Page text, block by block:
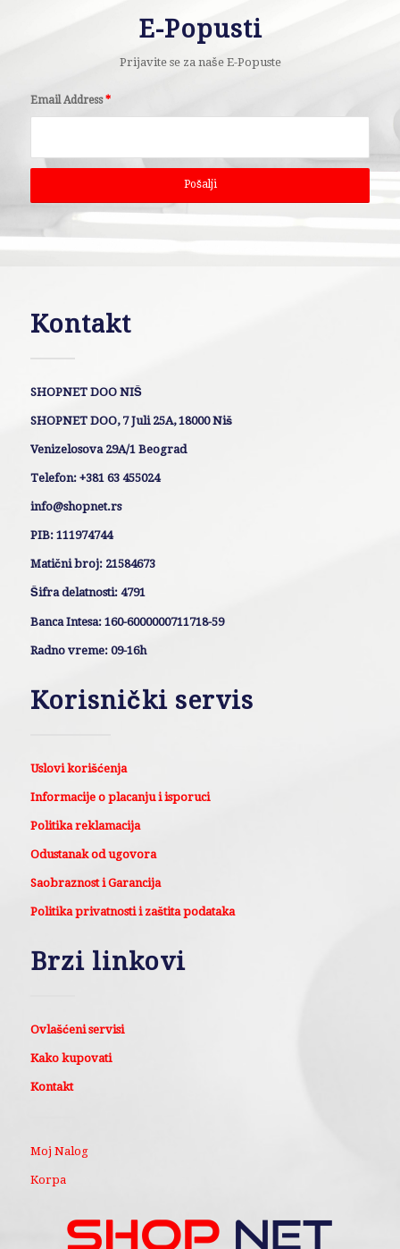
E-Popusti
Prijavite se za naše E-Popuste
Email Address*
Kontakt
SHOPNET DOO NIŠ
SHOPNET DOO, 7 Juli 25A, 18000 Niš
Venizelosova 29A/1 Beograd
Telefon: +381 63 455024
info@shopnet.rs
PIB: 111974744
Matični broj: 21584673
Šifra delatnosti: 4791
Banca Intesa: 160-6000000711718-59
Radno vreme: 09-16h
Korisnički servis
Uslovi korišćenja
Informacije o placanju i isporuci
Politika reklamacija
Odustanak od ugovora
Saobraznost i Garancija
Politika privatnosti i zaštita podataka
Brzi linkovi
Ovlašćeni servisi
Kako kupovati
Kontakt
Moj Nalog
Korpa